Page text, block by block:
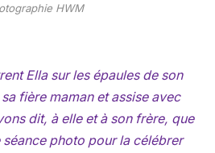
HWM
Ella sur les épaules de son
fière maman et assise avec
dit, à elle et à son frère, que
photo pour la célébrer